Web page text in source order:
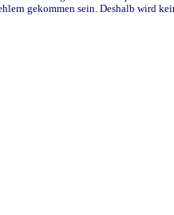
gekommen sein. Deshalb wird